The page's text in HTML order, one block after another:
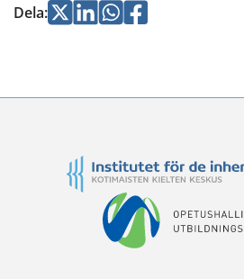
Dela:Jaa Jaa Jaa
Jaa